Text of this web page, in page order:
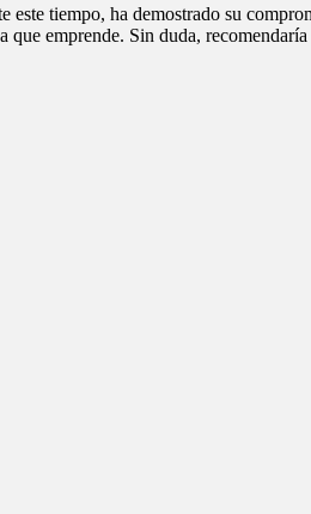
tiempo, ha demostrado su
emprende. Sin duda,